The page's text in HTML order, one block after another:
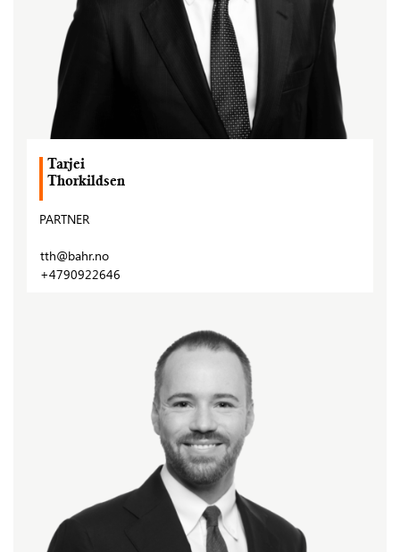
Tarjei
Thorkildsen
PARTNER
tth@bahr.no
+4790922646